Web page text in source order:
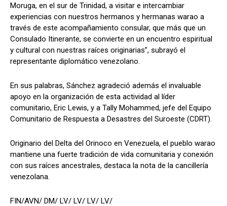
Moruga, en el sur de Trinidad, a visitar e intercambiar
experiencias con nuestros hermanos y hermanas warao a
través de este acompañamiento consular, que más que un
Consulado Itinerante, se convierte en un encuentro espiritual
y cultural con nuestras raíces originarias”, subrayó el
representante diplomático venezolano.
En sus palabras, Sánchez agradeció además el invaluable
apoyo en la organización de esta actividad al líder
comunitario, Eric Lewis, y a Tally Mohammed, jefe del Equipo
Comunitario de Respuesta a Desastres del Suroeste (CDRT).
Originario del Delta del Orinoco en Venezuela, el pueblo warao
mantiene una fuerte tradición de vida comunitaria y conexión
con sus raíces ancestrales, destaca la nota de la cancillería
venezolana.
FIN/AVN/ DM/ LV/ LV/ LV/ LV/